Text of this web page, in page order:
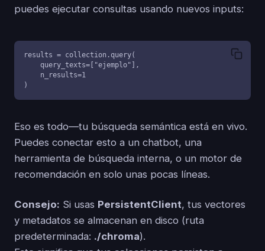
puedes ejecutar consultas usando nuevos inputs:
results = collection.query(
)
Eso es todo—tu búsqueda semántica está en vivo.
Puedes conectar esto a un chatbot, una
herramienta de búsqueda interna, o un motor de
recomendación en solo unas pocas líneas.
Consejo: Si usas PersistentClient, tus vectores
y metadatos se almacenan en disco (ruta
predeterminada: ./chroma).